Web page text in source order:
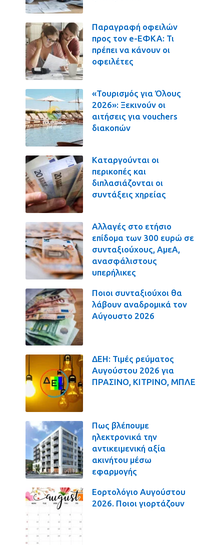
Παραγραφή οφειλών
προς τον e-ΕΦΚΑ: Τι
πρέπει να κάνουν οι
οφειλέτες
«Τουρισμός για Όλους
2026»: Ξεκινούν οι
αιτήσεις για vouchers
διακοπών
Καταργούνται οι
περικοπές και
διπλασιάζονται οι
συντάξεις χηρείας
Αλλαγές στο ετήσιο
επίδομα των 300 ευρώ σε
συνταξιούχους, ΑμεΑ,
ανασφάλιστους
υπερήλικες
Ποιοι συνταξιούχοι θα
λάβουν αναδρομικά τον
Αύγουστο 2026
ΔΕΗ: Τιμές ρεύματος
Αυγούστου 2026 για
ΠΡΑΣΙΝΟ, ΚΙΤΡΙΝΟ, ΜΠΛΕ
Πως βλέπουμε
ηλεκτρονικά την
αντικειμενική αξία
ακινήτου μέσω
εφαρμογής
Εορτολόγιο Αυγούστου
2026. Ποιοι γιορτάζουν